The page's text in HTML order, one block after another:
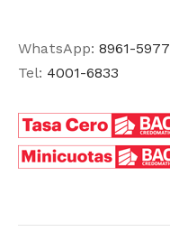
WhatsApp: 8961-5977
Tel: 4001-6833